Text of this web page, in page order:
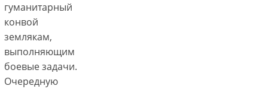
гуманитарный
конвой
землякам,
выполняющим
боевые задачи.
Очередную